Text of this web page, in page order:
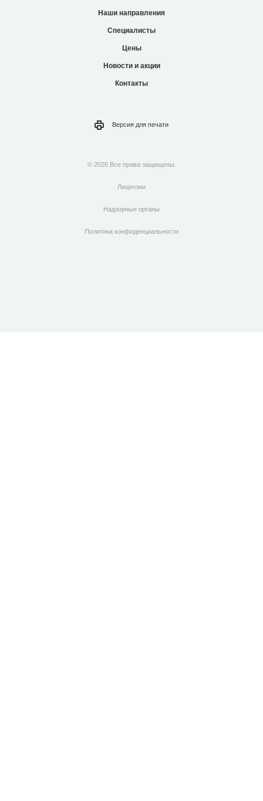
Наши направления
Специалисты
Цены
Новости и акции
Контакты
Версия для печати
© 2026 Все права защищены.
Лицензии
Надзорные органы
Политика конфиденциальности